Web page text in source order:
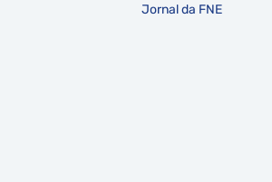
Jornal da FNE